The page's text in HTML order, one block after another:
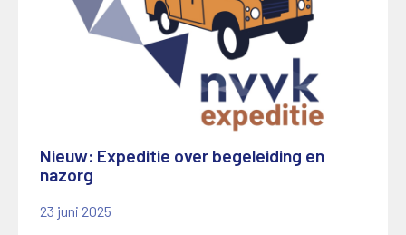
Nieuw: Expeditie over begeleiding en
nazorg
23 juni 2025